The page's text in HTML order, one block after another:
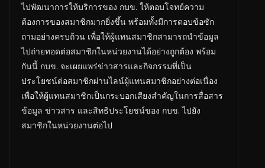
ไปพัฒนาการให้บริการของ กบข. ให้ตอบโจทย์ความ
ต้องการของสมาชิกมากยิ่งขึ้น พร้อมทั้งมีการตอบข้อซัก
ถามอย่างครบถ้วน เพื่อให้ผู้แทนสมาชิกสามารถนำข้อมูล
ไปถ่ายทอดต่อสมาชิกในหน่วยงานได้อย่างถูกต้อง พร้อม
กันนี้ กบข. จะเผยแพร่ข่าวสารและกิจกรรมที่เป็น
ประโยชน์ต่อสมาชิกผ่านไลน์ผู้แทนสมาชิกอย่างต่อเนื่อง
เพื่อให้ผู้แทนสมาชิกเป็นกระบอกเสียงสำคัญในการสื่อสาร
ข้อมูล ข่าวสาร และสิทธิประโยชน์ของ กบข. ไปยัง
สมาชิกในหน่วยงานต่อไป